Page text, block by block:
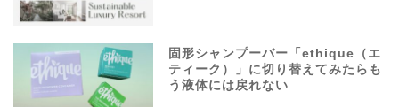
固形シャンプーバー「ethique（エ
ティーク）」に切り替えてみたらも
う液体には戻れない